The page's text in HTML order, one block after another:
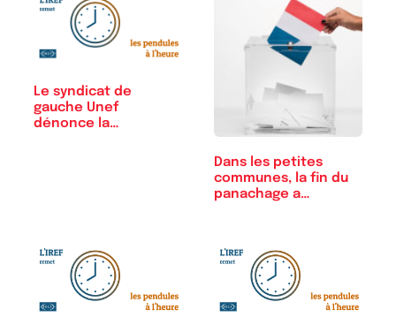
Le syndicat de
gauche Unef
dénonce la
Dans les petites
communes, la fin du
panachage a…